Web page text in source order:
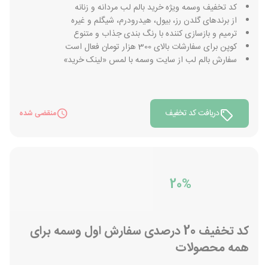
کد تخفیف وسمه ویژه خرید بالم لب مردانه و زنانه
از برندهای گلدن رز، بیول، هیدرودرم، شیگلم و غیره
ترمیم و بازسازی کننده با رنگ بندی جذاب و متنوع
کوپن برای سفارشات بالای 300 هزار تومان فعال است
سفارش بالم لب از سایت وسمه با لمس «لینک خرید»
دریافت کد تخفیف منقضی شده
20%
کد تخفیف 20 درصدی سفارش اول وسمه برای
همه محصولات